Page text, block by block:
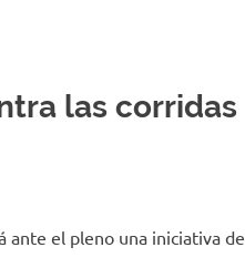
las corridas
ante el pleno una iniciativa de